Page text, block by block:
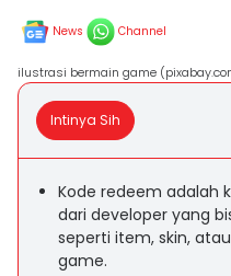
News Channel
ilustrasi bermain game
Intinya Sih
Kode redeem adalah
dari developer yang
seperti item, skin,
game.